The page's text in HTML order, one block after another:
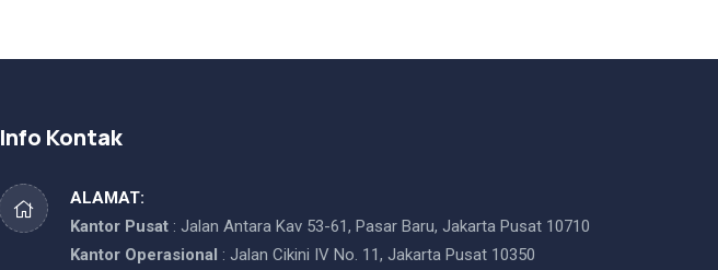
Info Kontak
ALAMAT:
Kantor Pusat : Jalan Antara Kav 53-61, Pasar Baru, Jakarta Pusat 10710
Kantor Operasional : Jalan Cikini IV No. 11, Jakarta Pusat 10350